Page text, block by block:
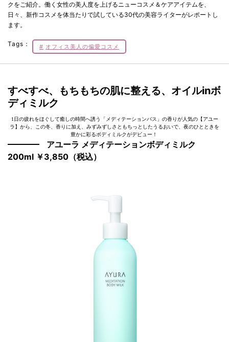
クをご紹介。働く女性の美人度を上げるニューコスメ＆ケアアイテムを、
日々、新作コスメを体当たりで試している30代の美容ライターがレポートし
ます。
Tags： オフィス美人の偏愛コスメ
すべすべ、もちもちの肌に整える、オイルinボ
ディミルク
1日の疲れをほぐして癒しの時間へ誘う「メディテーションバス」の香りが人気の【アユー
ラ】から、この冬、香りに加え、みずみずしさともちっとしたうるおいで、夜のひとときを
豊かに彩るボディミルクがデビュー！
アユーラ メディテーションボディミルク
200ml ￥3,850（税込）